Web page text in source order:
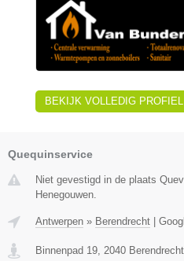
BEKIJK VOLLEDIG PROFIEL
Quequinservice
Niet gevestigd in de plaats
Henegouwen.
Antwerpen » Berendrecht
Binnenpad 19, 2040 Berendrecht